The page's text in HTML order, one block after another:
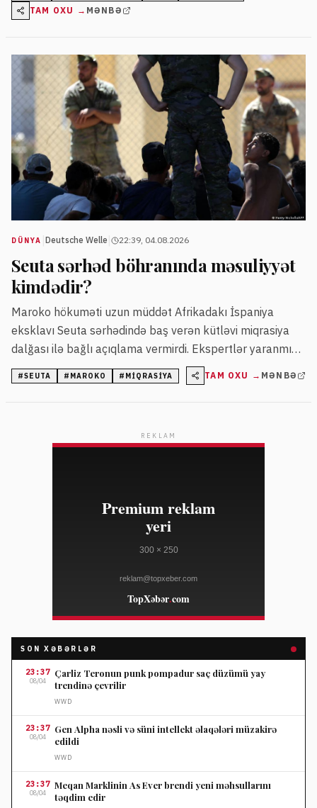
TAM OXU → MƏNBƏ
DÜNYA Deutsche Welle 22:39, 04.08.2026
Seuta sərhəd böhranında məsuliyyət
kimdədir?
Maroko hökuməti uzun müddət Afrikadakı İspaniya
eksklavı Seuta sərhədində baş verən kütləvi miqrasiya
dalğası ilə bağlı açıqlama vermirdi. Ekspertlər yaranmış
vəziyyəti siyasi gərginliklər, miqrasiya siyasəti və sosial-
iqtisadi səbəblərin qarşılıqlı təsiri kimi qiymətləndirir.
#SEUTA # MAROKO # MIQRASIYA TAM OXU → MƏNBƏ
REKLAM
SON XƏBƏRLƏR
23:37
08/04
Çarliz Teronun punk pompadur saç düzümü yay
trendinə çevrilir
WWD
23:37
08/04
Gen Alpha nəsli və süni intellekt əlaqələri müzakirə
edildi
WWD
23:37
08/04
Meqan Marklinin As Ever brendi yeni məhsullarını
təqdim edir